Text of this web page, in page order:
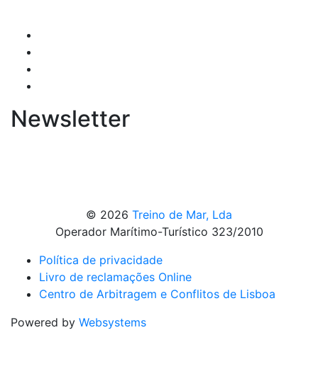
Newsletter
© 2026 Treino de Mar, Lda
Operador Marítimo-Turístico 323/2010
Política de privacidade
Livro de reclamações Online
Centro de Arbitragem e Conflitos de Lisboa
Powered by Websystems